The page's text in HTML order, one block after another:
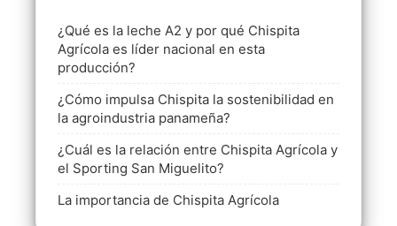
¿Qué es la leche A2 y por qué Chispita
Agrícola es líder nacional en esta
producción?
¿Cómo impulsa Chispita la sostenibilidad en
la agroindustria panameña?
¿Cuál es la relación entre Chispita Agrícola y
el Sporting San Miguelito?
La importancia de Chispita Agrícola